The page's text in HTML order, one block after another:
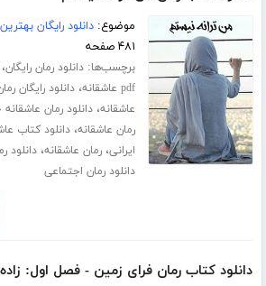
موضوع:دانلود رایگان
۴۸۱ صفحه
برچسب‌ها:دانلود رمان رایگان
pdf عاشقانه ،دانلود رایگان
عاشقانه،دانلود رمان
رمان عاشقانه،دانلود کتاب
ایرانی،رمان عاشقانه،دانلود
دانلود رمان اجتماعی
دانلود کتاب رمان فرای زمین - فصل اول: